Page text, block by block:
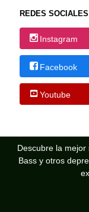
REDES SOCIALES
Instagram
Facebook
Youtube
Descubre la
Bass y otros